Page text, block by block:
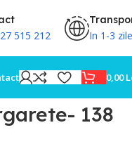
515 212 In 1-3 zile
0,00
138